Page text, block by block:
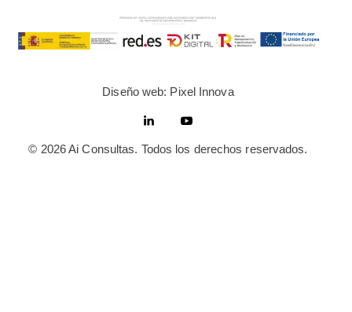
Diseño web: Pixel Innova
© 2026 Ai Consultas. Todos los derechos reservados.